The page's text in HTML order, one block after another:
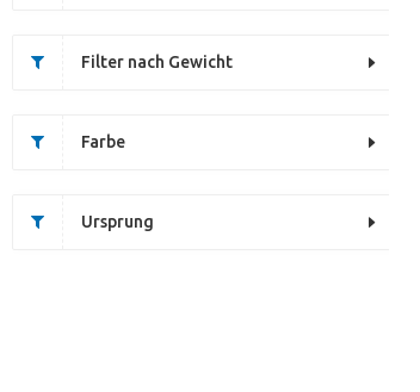
Filter nach Gewicht
Farbe
Ursprung